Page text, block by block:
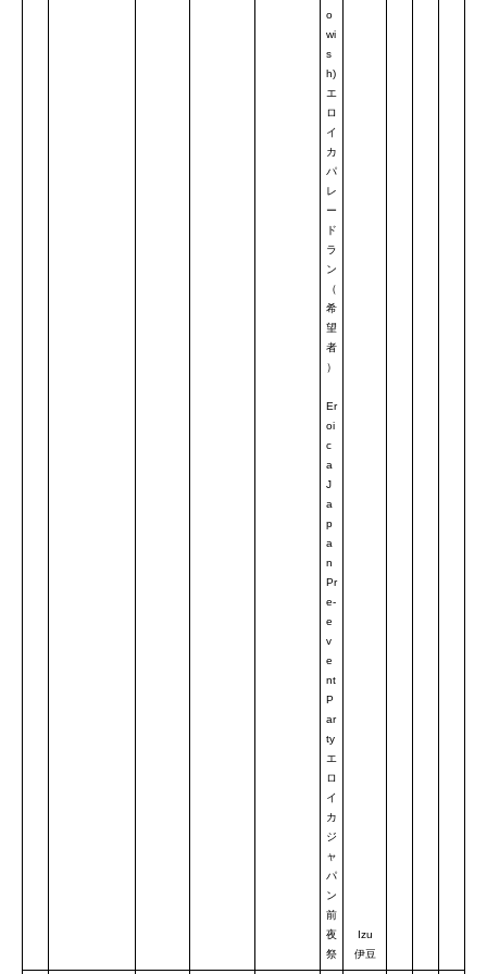
o
wi
s
h)
エ
ロ
イ
カ
パ
レ
ー
ド
ラ
ン
（
希
望
者
）
Er
oi
c
a
J
a
p
a
n
Pr
e-
e
v
e
nt
P
ar
ty
エ
ロ
イ
カ
ジ
ャ
パ
ン
前
夜
祭
Izu
伊豆